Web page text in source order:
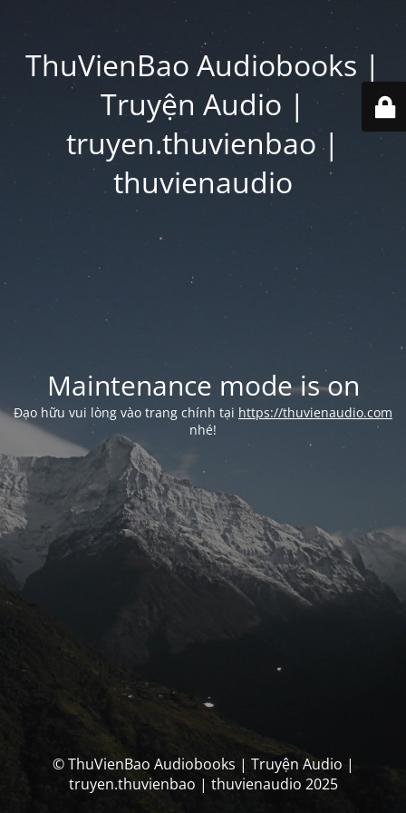
ThuVienBao Audiobooks |
Truyện Audio |
truyen.thuvienbao |
thuvienaudio
Maintenance mode is on
Đạo hữu vui lòng vào trang chính tại https://thuvienaudio.com
nhé!
© ThuVienBao Audiobooks | Truyện Audio |
truyen.thuvienbao | thuvienaudio 2025